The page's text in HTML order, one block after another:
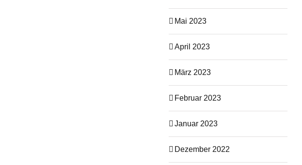
Mai 2023
April 2023
März 2023
Februar 2023
Januar 2023
Dezember 2022